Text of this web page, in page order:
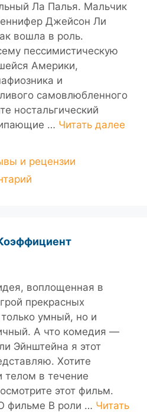
Ла Палья. Мальчик
Джейсон Ли
вошла в роль.
пессимистическую
Америки,
и
самовлюбленного
ностальгический
… Читать далее
и рецензии
воплощенная в
прекрасных
умный, но и
А что комедия —
Эйнштейна я этот
Хотите
телом в течение
этот фильм.
фильме В роли … Читать